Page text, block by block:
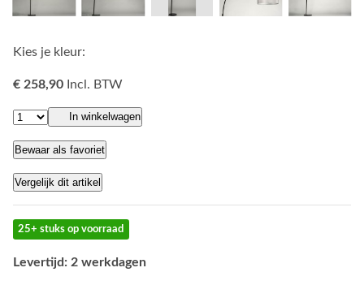
Kies je kleur:
€ 258,90 Incl. BTW
In winkelwagen
Bewaar als favoriet
Vergelijk dit artikel
25+ stuks op voorraad
Levertijd: 2 werkdagen